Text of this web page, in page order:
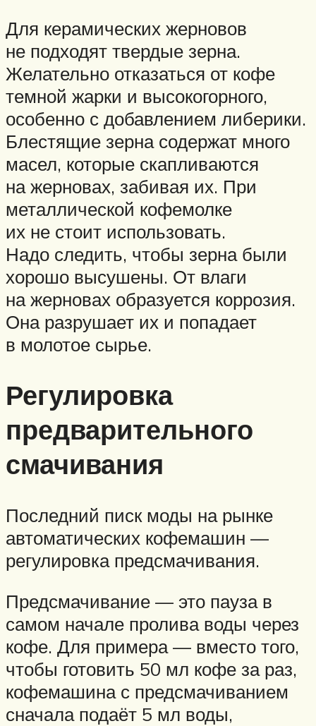
Для керамических жерновов
не подходят твердые зерна.
Желательно отказаться от кофе
темной жарки и высокогорного,
особенно с добавлением либерики.
Блестящие зерна содержат много
масел, которые скапливаются
на жерновах, забивая их. При
металлической кофемолке
их не стоит использовать.
Надо следить, чтобы зерна были
хорошо высушены. От влаги
на жерновах образуется коррозия.
Она разрушает их и попадает
в молотое сырье.
Регулировка
предварительного
смачивания
Последний писк моды на рынке
автоматических кофемашин —
регулировка предсмачивания.
Предсмачивание — это пауза в
самом начале пролива воды через
кофе. Для примера — вместо того,
чтобы готовить 50 мл кофе за раз,
кофемашина с предсмачиванием
сначала подаёт 5 мл воды,